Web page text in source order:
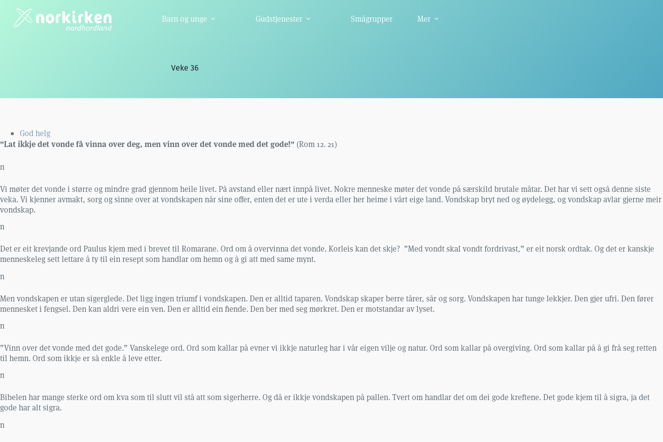
innholdet
Barn og unge Gudstjenester Smågrupper Mer
Veke 36
God helg
”Lat ikkje det vonde få vinna over deg, men vinn over det vonde med det gode!” (Rom 12. 21)
n
Vi møter det vonde i større og mindre grad gjennom heile livet. På avstand eller nært innpå livet. Nokre menneske møter det vonde på særskild brutale måtar. Det har vi sett også denne siste
veka. Vi kjenner avmakt, sorg og sinne over at vondskapen når sine offer, enten det er ute i verda eller her heime i vårt eige land. Vondskap bryt ned og øydelegg, og vondskap avlar gjerne meir
vondskap.
n
Det er eit krevjande ord Paulus kjem med i brevet til Romarane. Ord om å overvinna det vonde. Korleis kan det skje? ”Med vondt skal vondt fordrivast,” er eit norsk ordtak. Og det er kanskje
menneskeleg sett lettare å ty til ein resept som handlar om hemn og å gi att med same mynt.
n
Men vondskapen er utan sigerglede. Det ligg ingen triumf i vondskapen. Den er alltid taparen. Vondskap skaper berre tårer, sår og sorg. Vondskapen har tunge lekkjer. Den gjer ufri. Den fører
mennesket i fengsel. Den kan aldri vere ein ven. Den er alltid ein fiende. Den ber med seg mørkret. Den er motstandar av lyset.
n
”Vinn over det vonde med det gode.” Vanskelege ord. Ord som kallar på evner vi ikkje naturleg har i vår eigen vilje og natur. Ord som kallar på overgiving. Ord som kallar på å gi frå seg retten
til hemn. Ord som ikkje er så enkle å leve etter.
n
Bibelen har mange sterke ord om kva som til slutt vil stå att som sigerherre. Og då er ikkje vondskapen på pallen. Tvert om handlar det om dei gode kreftene. Det gode kjem til å sigra, ja det
gode har alt sigra.
n